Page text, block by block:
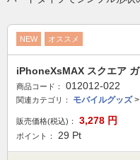
NEW オススメ
iPhoneXsMAX スクエア
商品コード： 012012-022
関連カテゴリ： モバイルグッズ>
販売価格(税込)： 3,278 円
ポイント： 29 Pt